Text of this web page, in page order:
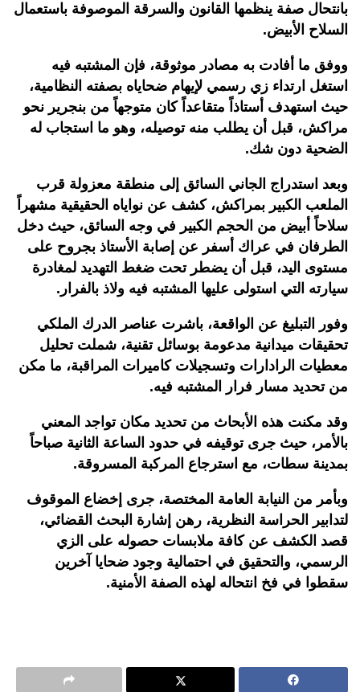
بانتحال صفة ينظمها القانون والسرقة الموصوفة باستعمال
السلاح الأبيض.
ووفق ما أفادت به مصادر موثوقة، فإن المشتبه فيه
استغل ارتداء زي رسمي لإيهام ضحاياه بصفته النظامية،
حيث استهدف أستاذاً متقاعداً كان متوجهاً من بنجرير نحو
مراكش، قبل أن يطلب منه توصيله، وهو ما استجاب له
الضحية دون شك.
وبعد استدراج الجاني السائق إلى منطقة معزولة قرب
الملعب الكبير بمراكش، كشف عن نواياه الحقيقية مشهراً
سلاحاً أبيض من الحجم الكبير في وجه السائق، حيث دخل
الطرفان في عراك أسفر عن إصابة الأستاذ بجروح على
مستوى اليد، قبل أن يضطر تحت ضغط التهديد لمغادرة
سيارته التي استولى عليها المشتبه فيه ولاذ بالفرار.
وفور التبليغ عن الواقعة، باشرت عناصر الدرك الملكي
تحقيقات ميدانية مدعومة بوسائل تقنية، شملت تحليل
معطيات الرادارات وتسجيلات كاميرات المراقبة، ما مكن
من تحديد مسار فرار المشتبه فيه.
وقد مكنت هذه الأبحاث من تحديد مكان تواجد المعني
بالأمر، حيث جرى توقيفه في حدود الساعة الثانية صباحاً
بمدينة سطات، مع استرجاع المركبة المسروقة.
وبأمر من النيابة العامة المختصة، جرى إخضاع الموقوف
لتدابير الحراسة النظرية، رهن إشارة البحث القضائي،
قصد الكشف عن كافة ملابسات حصوله على الزي
الرسمي، والتحقيق في احتمالية وجود ضحايا آخرين
سقطوا في فخ انتحاله لهذه الصفة الأمنية.